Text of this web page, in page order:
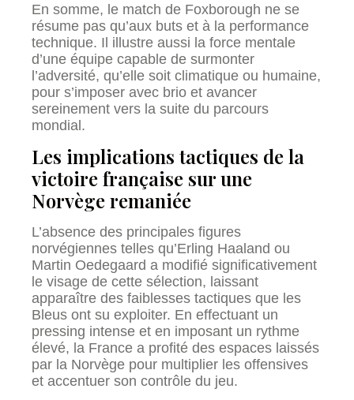
En somme, le match de Foxborough ne se
résume pas qu’aux buts et à la performance
technique. Il illustre aussi la force mentale
d’une équipe capable de surmonter
l’adversité, qu’elle soit climatique ou humaine,
pour s’imposer avec brio et avancer
sereinement vers la suite du parcours
mondial.
Les implications tactiques de la
victoire française sur une
Norvège remaniée
L’absence des principales figures
norvégiennes telles qu’Erling Haaland ou
Martin Oedegaard a modifié significativement
le visage de cette sélection, laissant
apparaître des faiblesses tactiques que les
Bleus ont su exploiter. En effectuant un
pressing intense et en imposant un rythme
élevé, la France a profité des espaces laissés
par la Norvège pour multiplier les offensives
et accentuer son contrôle du jeu.